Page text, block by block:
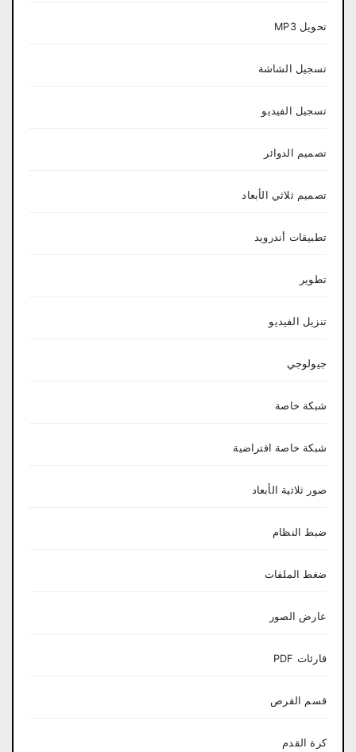
تحويل MP3
تسجيل الشاشة
تسجيل الفيديو
تصميم الدوائر
تصميم ثلاثي الأبعاد
تطبيقات أندرويد
تطوير
تنزيل الفيديو
جيولوجي
شبكة خاصة
شبكة خاصة افتراضية
صور ثلاثية الأبعاد
ضبط النظام
ضغط الملفات
عارض الصور
قارئات PDF
قسم القرص
كرة القدم